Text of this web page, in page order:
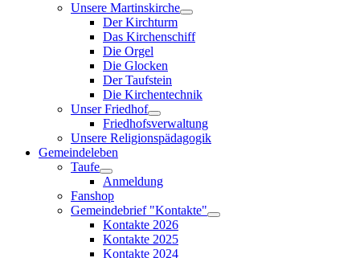
Unsere Martinskirche
Der Kirchturm
Das Kirchenschiff
Die Orgel
Die Glocken
Der Taufstein
Die Kirchentechnik
Unser Friedhof
Friedhofsverwaltung
Unsere Religionspädagogik
Gemeindeleben
Taufe
Anmeldung
Fanshop
Gemeindebrief "Kontakte"
Kontakte 2026
Kontakte 2025
Kontakte 2024